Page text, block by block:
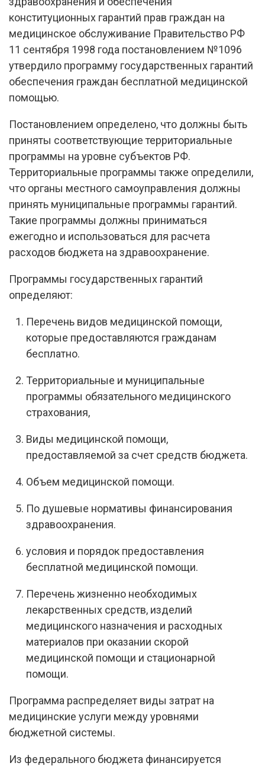
конституционных гарантий прав граждан на
медицинское обслуживание Правительство РФ
11 сентября 1998 года постановлением №1096
утвердило программу государственных гарантий
обеспечения граждан бесплатной медицинской
помощью.
Постановлением определено, что должны быть
приняты соответствующие территориальные
программы на уровне субъектов РФ.
Территориальные программы также определили,
что органы местного самоуправления должны
принять муниципальные программы гарантий.
Такие программы должны приниматься
ежегодно и использоваться для расчета
расходов бюджета на здравоохранение.
Программы государственных гарантий
определяют:
Перечень видов медицинской помощи,
которые предоставляются гражданам
бесплатно.
Территориальные и муниципальные
программы обязательного медицинского
страхования,
Виды медицинской помощи,
предоставляемой за счет средств бюджета.
Объем медицинской помощи.
По душевые нормативы финансирования
здравоохранения.
условия и порядок предоставления
бесплатной медицинской помощи.
Перечень жизненно необходимых
лекарственных средств, изделий
медицинского назначения и расходных
материалов при оказании скорой
медицинской помощи и стационарной
помощи.
Программа распределяет виды затрат на
медицинские услуги между уровнями
бюджетной системы.
Из федерального бюджета финансируется